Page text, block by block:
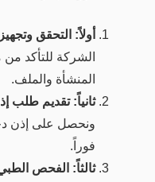
أولاً: التحقق
الشركة للتأكد
المنشأة والملف.
ثانياً: تقديم طلب
ونحصل على إذن
فوراً.
ثالثاً: الفحص